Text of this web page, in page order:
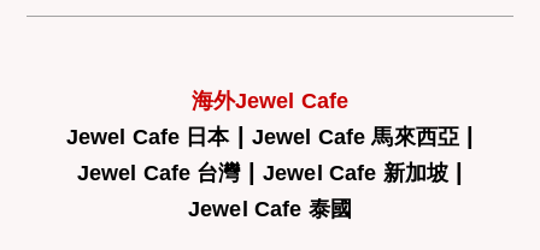
海外Jewel Cafe
Jewel Cafe 日本| Jewel Cafe 馬來西亞 |
Jewel Cafe 台灣| Jewel Cafe 新加坡|
Jewel Cafe 泰國